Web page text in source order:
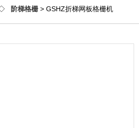
阶梯格栅 > GSHZ折梯网板格栅机